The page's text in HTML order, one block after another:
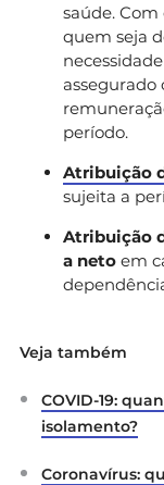
saúde. Com
quem seja
assegurado
período.
Atribuição
sujeita a
Atribuição
a neto em
Veja também
COVID-19:
isolamento?
Coronavírus: